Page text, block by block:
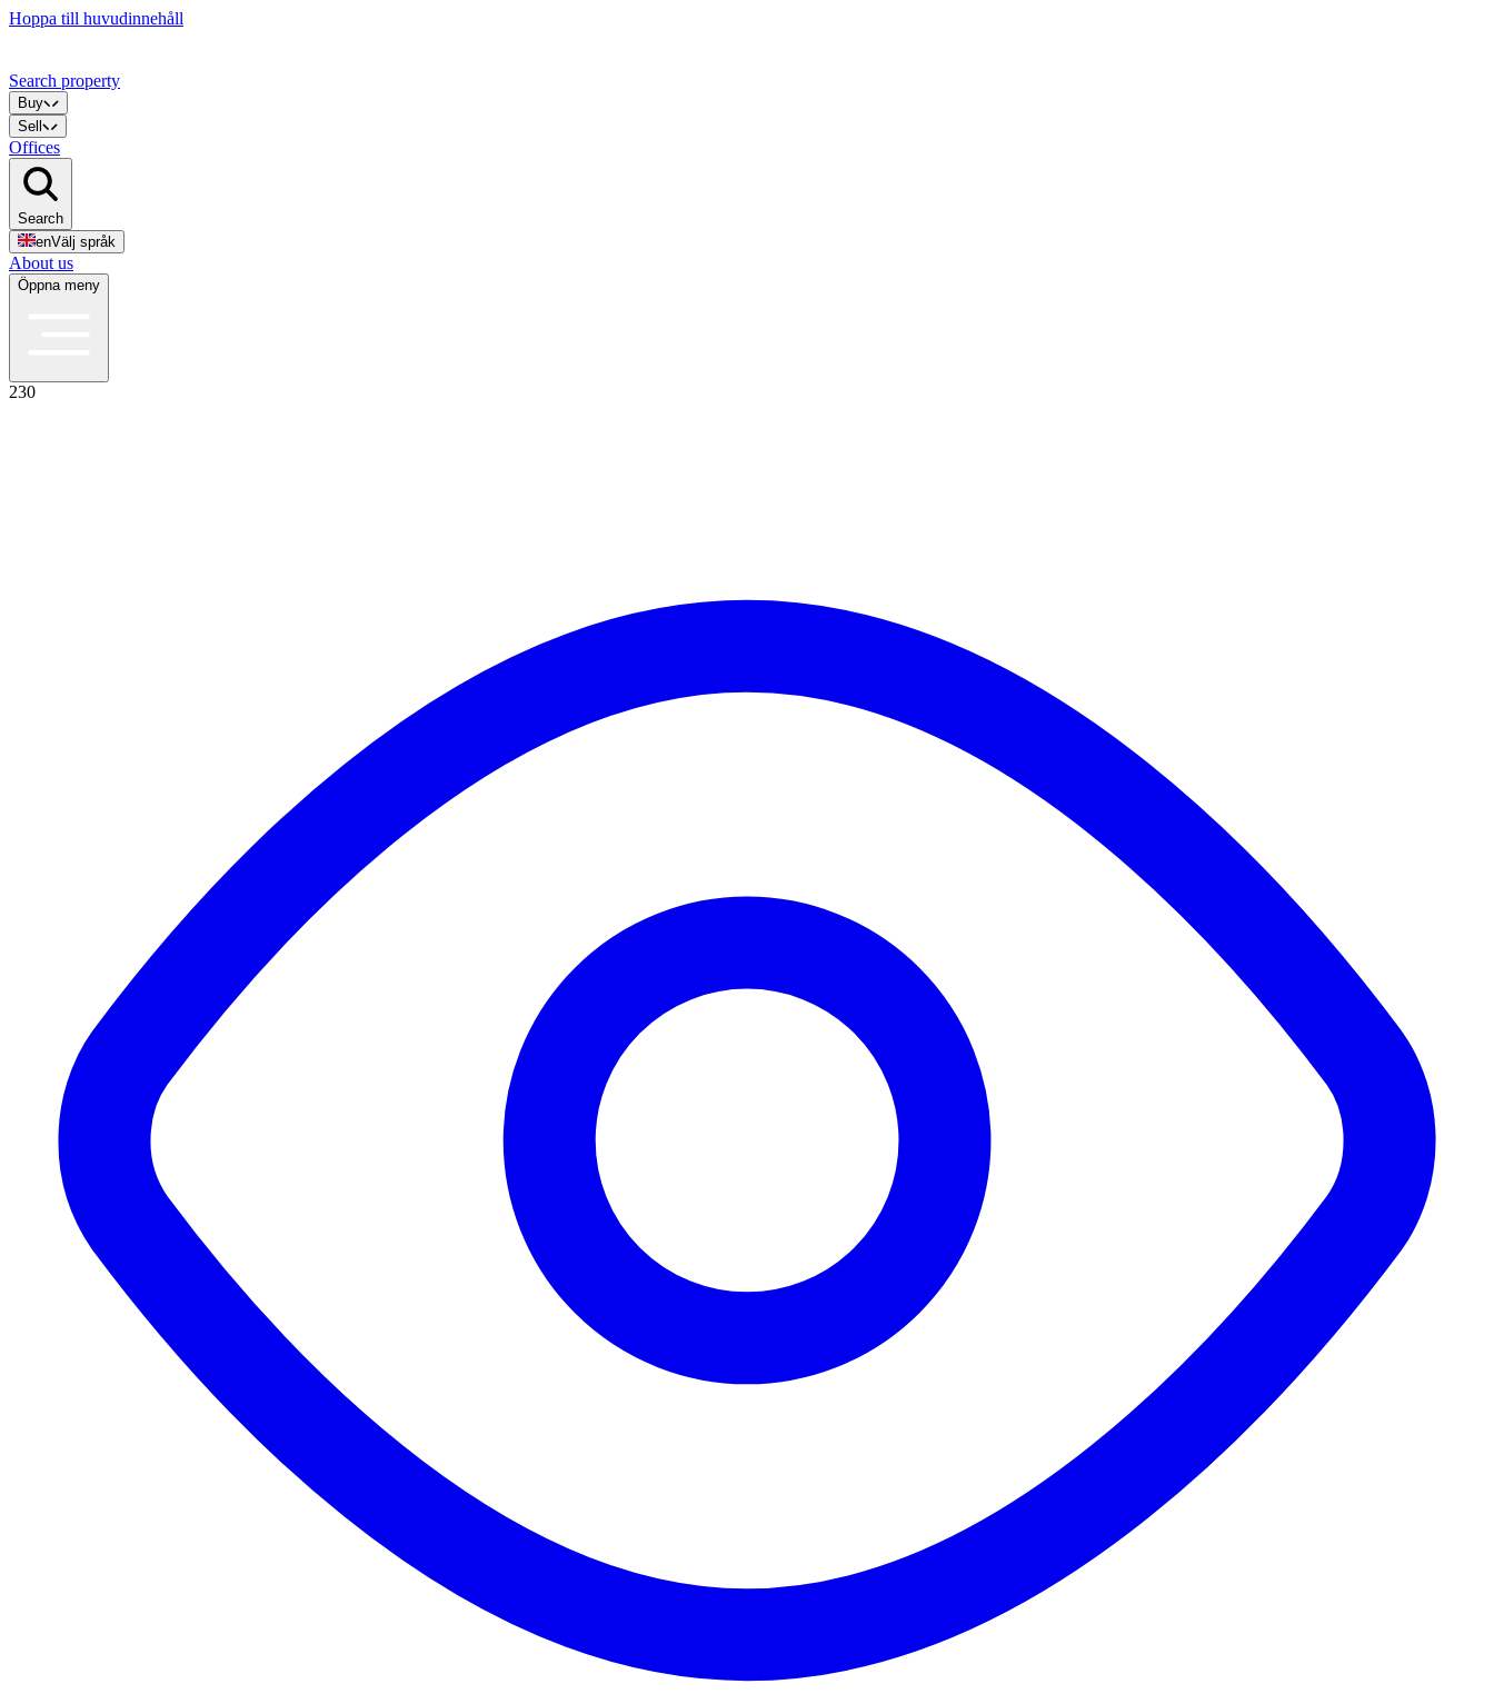
Hoppa till huvudinnehåll
Search property
Buy
Sell
Offices
Search
enVälj språk
About us
Öppna meny
230